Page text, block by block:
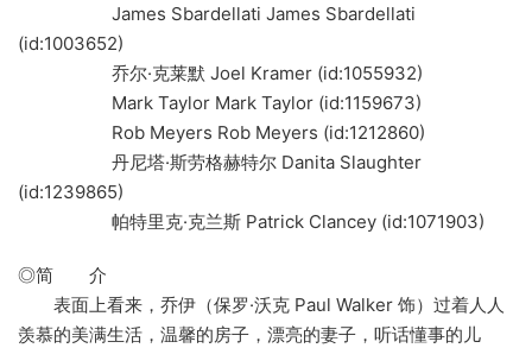
James Sbardellati James Sbardellati
(id:1003652)
乔尔·克莱默 Joel Kramer (id:1055932)
Mark Taylor Mark Taylor (id:1159673)
Rob Meyers Rob Meyers (id:1212860)
丹尼塔·斯劳格赫特尔 Danita Slaughter
(id:1239865)
帕特里克·克兰斯 Patrick Clancey (id:1071903)
◎简 介
表面上看来，乔伊（保罗·沃克 Paul Walker 饰）过着人人
羡慕的美满生活，温馨的房子，漂亮的妻子，听话懂事的儿